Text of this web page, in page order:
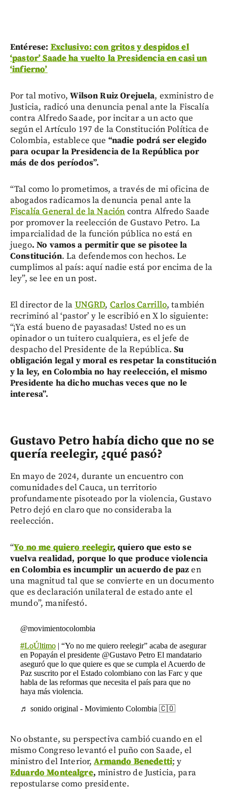
Entérese: Exclusivo: con gritos y despidos el
‘pastor’ Saade ha vuelto la Presidencia en casi un
‘infierno’
Por tal motivo,Wilson Ruiz Orejuela, exministro de
Justicia, radicó una denuncia penal ante la Fiscalía
contra Alfredo Saade, por incitar a un acto que
según el Artículo 197 de la Constitución Política de
Colombia, establece que “nadie podrá ser elegido
para ocupar la Presidencia de la República por
más de dos períodos”.
“Tal como lo prometimos, a través de mi oficina de
abogados radicamos la denuncia penal ante la
Fiscalía General de la Nación contra Alfredo Saade
por promover la reelección de Gustavo Petro. La
imparcialidad de la función pública no está en
juego. No vamos a permitir que se pisotee la
Constitución. La defendemos con hechos. Le
cumplimos al país: aquí nadie está por encima de la
ley”, se lee en un post.
El director de la UNGRD, Carlos Carrillo, también
recriminó al ‘pastor’ y le escribió en X lo siguiente:
“¡Ya está bueno de payasadas! Usted no es un
opinador o un tuitero cualquiera, es el jefe de
despacho del Presidente de la República.Su
obligación legal y moral es respetar la constitución
y la ley, en Colombia no hay reelección, el mismo
Presidente ha dicho muchas veces que no le
interesa”.
Gustavo Petro había dicho que no se
quería reelegir, ¿qué pasó?
En mayo de 2024, durante un encuentro con
comunidades del Cauca, un territorio
profundamente pisoteado por la violencia, Gustavo
Petro dejó en claro que no consideraba la
reelección.
“Yo no me quiero reelegir, quiero que esto se
vuelva realidad, porque lo que produce violencia
en Colombia es incumplir un acuerdo de pazen
una magnitud tal que se convierte en un documento
que es declaración unilateral de estado ante el
mundo”, manifestó.
@movimientocolombia
#LoÚltimo | “Yo no me quiero reelegir” acaba de asegurar
en Popayán el presidente @Gustavo Petro El mandatario
aseguró que lo que quiere es que se cumpla el Acuerdo de
Paz suscrito por el Estado colombiano con las Farc y que
habla de las reformas que necesita el país para que no
haya más violencia.
♬ sonido original - Movimiento Colombia 🇨🇴
No obstante, su perspectiva cambió cuando en el
mismo Congreso levantó el puño con Saade, el
ministro del Interior,Armando Benedetti; y
Eduardo Montealgre, ministro de Justicia, para
repostularse como presidente.